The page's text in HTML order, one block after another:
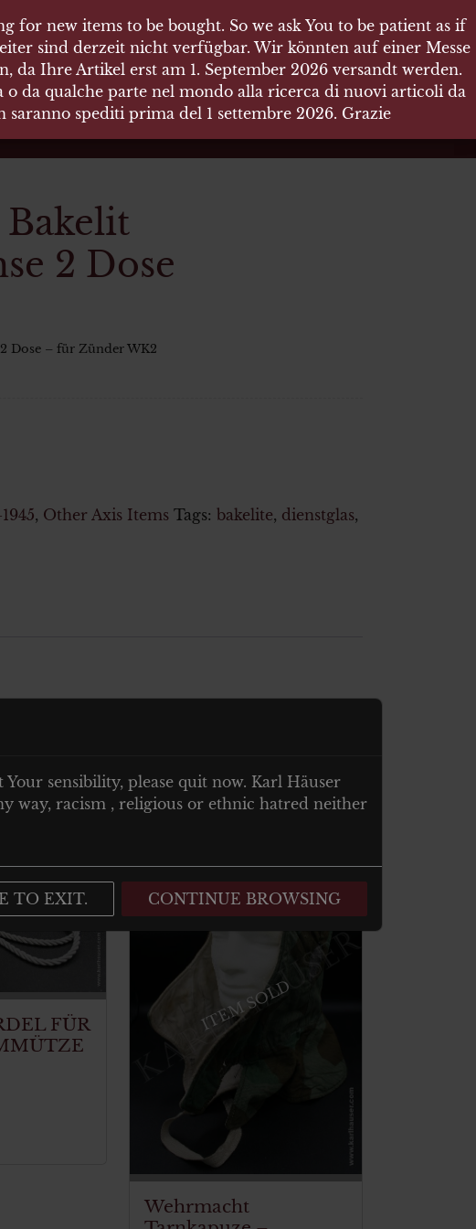
2 Dose
Dose – für Zünder WK2
, Other Axis Items Tags: bakelite, dienstglas,
FÜR
ITEM SOLD
Wehrmacht
new items to be bought. So we ask You to be patient as if
sind derzeit nicht verfügbar. Wir könnten auf einer Messe
da Ihre Artikel erst am 1. September 2026 versandt werden.
da qualche parte nel mondo alla ricerca di nuovi articoli da
spediti prima del 1 settembre 2026. Grazie
new items to be bought. So we ask You to be patient as if
sind derzeit nicht verfügbar. Wir könnten auf einer Messe
da Ihre Artikel erst am 1. September 2026 versandt werden.
da qualche parte nel mondo alla ricerca di nuovi articoli da
spediti prima del 1 settembre 2026. Grazie
sensibility, please quit now. Karl Häuser
way, racism , religious or ethnic hatred neither
TO EXIT. CONTINUE BROWSING